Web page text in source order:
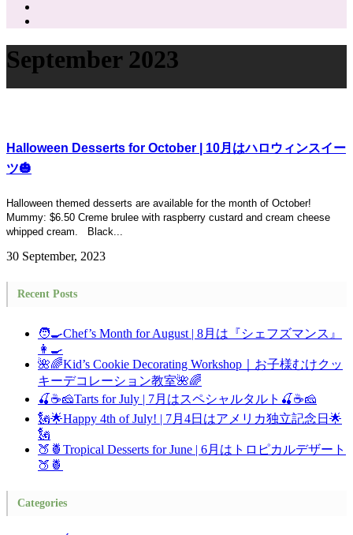
September 2023
Halloween Desserts for October | 10月はハロウィンスイー
ツ🎃
Halloween themed desserts are available for the month of October!
Mummy: $6.50 Creme brulee with raspberry custard and cream cheese
whipped cream. Black...
30 September, 2023
Recent Posts
🧑‍🍳Chef’s Month for August | 8月は『シェフズマンス』
👩‍🍳
🌺🌈Kid’s Cookie Decorating Workshop｜お子様むけクッ
キーデコレーション教室🌺🌈
🍒☕🧀Tarts for July | 7月はスペシャルタルト🍒☕🧀
🗽🌟Happy 4th of July! | 7月4日はアメリカ独立記念日🌟
🗽
🍑🍍Tropical Desserts for June | 6月はトロピカルデザート
🍑🍍
Categories